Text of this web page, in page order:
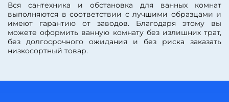
Вся сантехника и обстановка для ванных комнат
выполняются в соответствии с лучшими образцами и
имеют гарантию от заводов. Благодаря этому вы
можете оформить ванную комнату без излишних трат,
без долгосрочного ожидания и без риска заказать
низкосортный товар.